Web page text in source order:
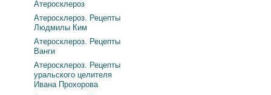
Атеросклероз
Атеросклероз. Рецепты
Людмилы Ким
Атеросклероз. Рецепты
Ванги
Атеросклероз. Рецепты
уральского целителя
Ивана Прохорова